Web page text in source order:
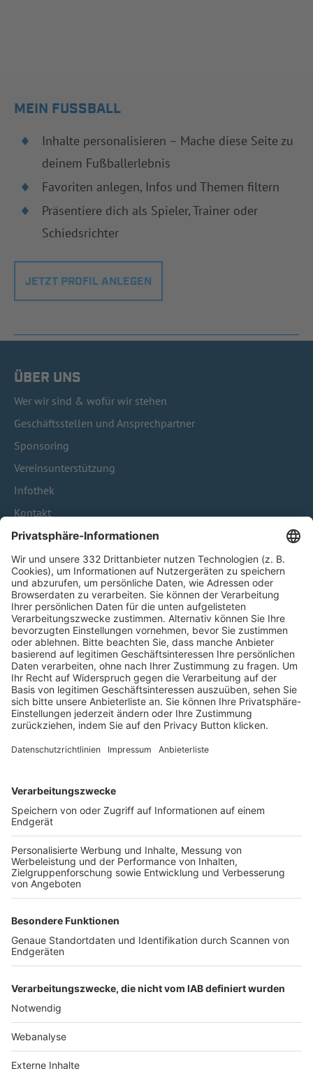
MEIN FUSSBALL
Inhalte personalisieren – Mache diese Seite zu
deinem Fußballerlebnis
Favoriten anlegen, Infos und Themen filtern
Präsentiere dich als Spieler, Trainer oder
Schiedsrichter
JETZT PROFIL ANLEGEN
ÜBER UNS
Wer wir sind & wofür wir stehen
Geschäftsstellen und Ansprechpartner
Sponsoring
Vereinsunterstützung
Infothek
Kontakt
HÄUFIG BESUCHTE SEITEN
Pässe und Vereinswechsel
Trainerausbildung
Schulungsangebot Vereinsmitarbeiter
BFV-Geschäftsstellen
Trainerbörse
Login SpielPlus
FOLGE DEM BFV
TOP-VEREINE
TOP-PARTNER
Nutzungsbedingungen Datenschutz Impressum